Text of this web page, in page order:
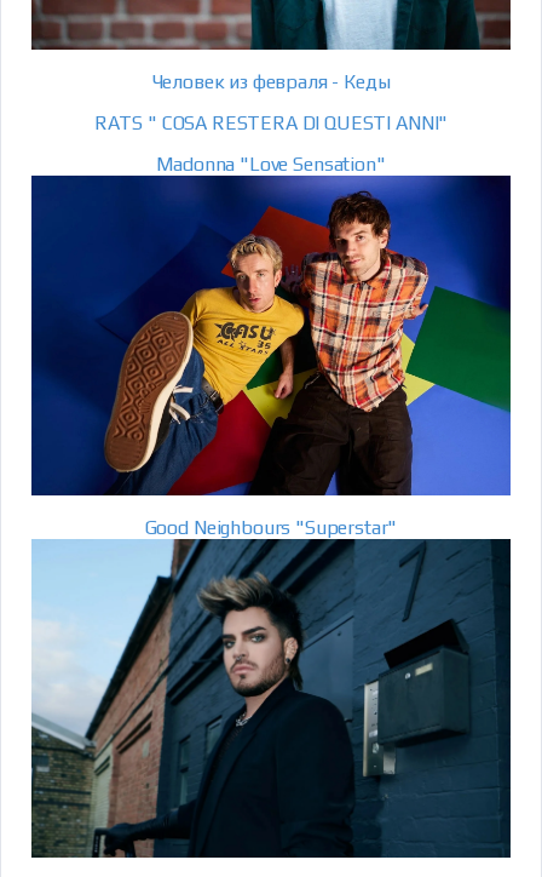
Человек из февраля - Кеды
RATS " COSA RESTERA DI QUESTI ANNI"
Madonna "Love Sensation"
Good Neighbours "Superstar"